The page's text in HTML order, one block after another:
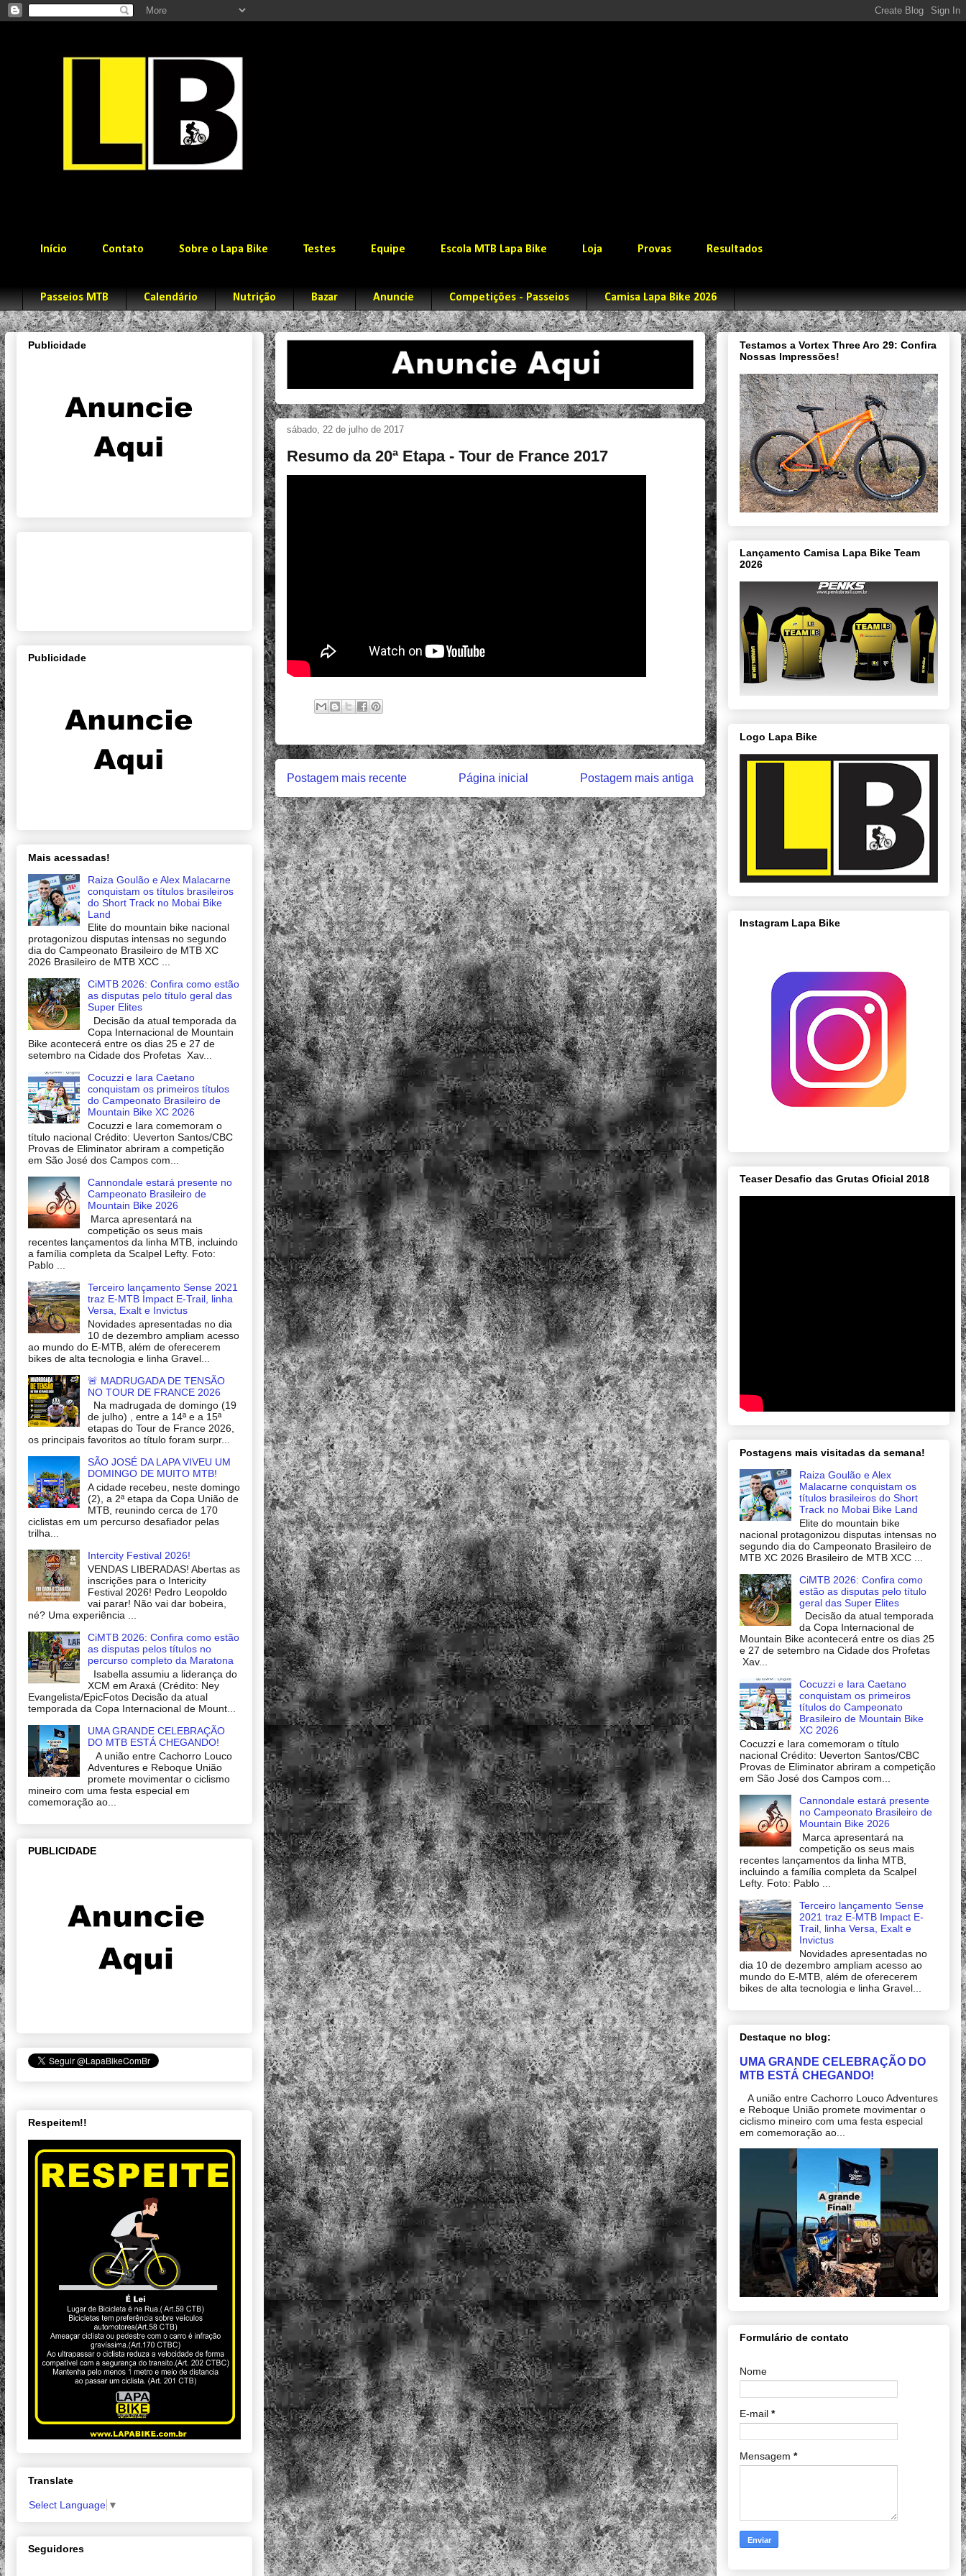
Início Contato Sobre o Lapa Bike Testes Equipe Escola MTB Lapa Bike Loja Provas Resultados
Passeios MTB Calendário Nutrição Bazar Anuncie Competições - Passeios Camisa Lapa Bike 2026
sábado, 22 de julho de 2017
Resumo da 20ª Etapa - Tour de France 2017
Postagem mais recente Postagem mais antiga
Página inicial
Publicidade
Publicidade
Mais acessadas!
Raiza Goulão e Alex Malacarne
conquistam os títulos brasileiros
do Short Track no Mobai Bike
Land
Elite do mountain bike nacional
protagonizou disputas intensas no segundo
dia do Campeonato Brasileiro de MTB XC
2026 Brasileiro de MTB XCC ...
CiMTB 2026: Confira como estão
as disputas pelo título geral das
Super Elites
Decisão da atual temporada da
Copa Internacional de Mountain
Bike acontecerá entre os dias 25 e 27 de
setembro na Cidade dos Profetas Xav...
Cocuzzi e Iara Caetano
conquistam os primeiros títulos
do Campeonato Brasileiro de
Mountain Bike XC 2026
Cocuzzi e Iara comemoram o
título nacional Crédito: Ueverton Santos/CBC
Provas de Eliminator abriram a competição
em São José dos Campos com...
Cannondale estará presente no
Campeonato Brasileiro de
Mountain Bike 2026
Marca apresentará na
competição os seus mais
recentes lançamentos da linha MTB, incluindo
a família completa da Scalpel Lefty. Foto:
Pablo ...
Terceiro lançamento Sense 2021
traz E-MTB Impact E-Trail, linha
Versa, Exalt e Invictus
Novidades apresentadas no dia
10 de dezembro ampliam acesso
ao mundo do E-MTB, além de oferecerem
bikes de alta tecnologia e linha Gravel...
🚨 MADRUGADA DE TENSÃO
NO TOUR DE FRANCE 2026
Na madrugada de domingo (19
de julho) , entre a 14ª e a 15ª
etapas do Tour de France 2026,
os principais favoritos ao título foram surpr...
SÃO JOSÉ DA LAPA VIVEU UM
DOMINGO DE MUITO MTB!
A cidade recebeu, neste domingo
(2), a 2ª etapa da Copa União de
MTB, reunindo cerca de 170
ciclistas em um percurso desafiador pelas
trilha...
Intercity Festival 2026!
VENDAS LIBERADAS! Abertas as
inscrições para o Intericity
Festival 2026! Pedro Leopoldo
vai parar! Não vai dar bobeira,
né? Uma experiência ...
CiMTB 2026: Confira como estão
as disputas pelos títulos no
percurso completo da Maratona
Isabella assumiu a liderança do
XCM em Araxá (Crédito: Ney
Evangelista/EpicFotos Decisão da atual
temporada da Copa Internacional de Mount...
UMA GRANDE CELEBRAÇÃO
DO MTB ESTÁ CHEGANDO!
A união entre Cachorro Louco
Adventures e Reboque União
promete movimentar o ciclismo
mineiro com uma festa especial em
comemoração ao...
PUBLICIDADE
Respeitem!!
Translate
Select Language ▼
Seguidores
Testamos a Vortex Three Aro 29: Confira
Nossas Impressões!
Lançamento Camisa Lapa Bike Team
2026
Logo Lapa Bike
Instagram Lapa Bike
Teaser Desafio das Grutas Oficial 2018
Postagens mais visitadas da semana!
Raiza Goulão e Alex
Malacarne conquistam os
títulos brasileiros do Short
Track no Mobai Bike Land
Elite do mountain bike
nacional protagonizou disputas intensas no
segundo dia do Campeonato Brasileiro de
MTB XC 2026 Brasileiro de MTB XCC ...
CiMTB 2026: Confira como
estão as disputas pelo título
geral das Super Elites
Decisão da atual temporada
da Copa Internacional de
Mountain Bike acontecerá entre os dias 25
e 27 de setembro na Cidade dos Profetas
Xav...
Cocuzzi e Iara Caetano
conquistam os primeiros
títulos do Campeonato
Brasileiro de Mountain Bike
XC 2026
Cocuzzi e Iara comemoram o título
nacional Crédito: Ueverton Santos/CBC
Provas de Eliminator abriram a competição
em São José dos Campos com...
Cannondale estará presente
no Campeonato Brasileiro de
Mountain Bike 2026
Marca apresentará na
competição os seus mais
recentes lançamentos da linha MTB,
incluindo a família completa da Scalpel
Lefty. Foto: Pablo ...
Terceiro lançamento Sense
2021 traz E-MTB Impact E-
Trail, linha Versa, Exalt e
Invictus
Novidades apresentadas no
dia 10 de dezembro ampliam acesso ao
mundo do E-MTB, além de oferecerem
bikes de alta tecnologia e linha Gravel...
Destaque no blog:
UMA GRANDE CELEBRAÇÃO DO
MTB ESTÁ CHEGANDO!
A união entre Cachorro Louco Adventures
e Reboque União promete movimentar o
ciclismo mineiro com uma festa especial
em comemoração ao...
Formulário de contato
Nome
E-mail *
Mensagem *